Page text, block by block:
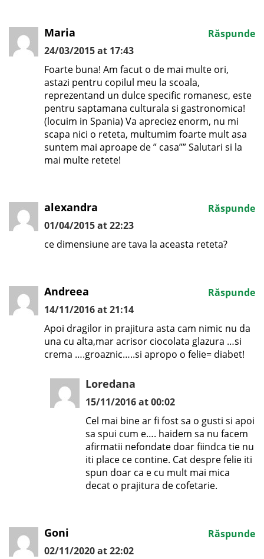
Maria
24/03/2015 at 17:43
Foarte buna! Am facut o de mai multe ori,
astazi pentru copilul meu la scoala,
reprezentand un dulce specific romanesc, este
pentru saptamana culturala si gastronomica!
(locuim in Spania) Va apreciez enorm, nu mi
scapa nici o reteta, multumim foarte mult asa
suntem mai aproape de ” casa”” Salutari si la
mai multe retete!
Răspunde
alexandra
01/04/2015 at 22:23
ce dimensiune are tava la aceasta reteta?
Răspunde
Andreea
14/11/2016 at 21:14
Apoi dragilor in prajitura asta cam nimic nu da
una cu alta,mar acrisor ciocolata glazura …si
crema ….groaznic…..si apropo o felie= diabet!
Răspunde
Loredana
15/11/2016 at 00:02
Cel mai bine ar fi fost sa o gusti si apoi
sa spui cum e…. haidem sa nu facem
afirmatii nefondate doar fiindca tie nu
iti place ce contine. Cat despre felie iti
spun doar ca e cu mult mai mica
decat o prajitura de cofetarie.
Goni
02/11/2020 at 22:02
Răspunde